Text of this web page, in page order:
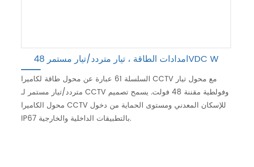
امدادات الطاقة ، تيار متردد/تيار مستمر 48VDC W
السلسلة 61 عبارة عن محول طاقة لكاميرا CCTV مع محول تيار
متردد/تيار مستمر لـ CCTV وفولطية مقننة 48 فولت. يسمح تصميم
محول الكاميرا CCTV للإسكان المعدني ومستوى الحماية من دخول
IP67 بالتطبيقات الداخلية والخارجية.